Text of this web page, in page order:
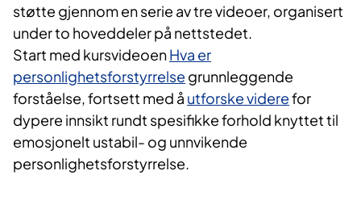
støtte gjennom en serie av tre videoer, organisert
under to hoveddeler på nettstedet.
Start med kursvideoenHva er
personlighetsforstyrrelse grunnleggende
forståelse, fortsett med å utforske viderefor
dypere innsikt rundt spesifikke forhold knyttet til
emosjonelt ustabil- og unnvikende
personlighetsforstyrrelse.